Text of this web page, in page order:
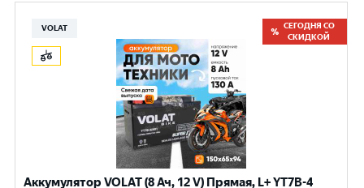
VOLAT
СЕГОДНЯ СО
СКИДКОЙ
Аккумулятор VOLAT (8 Ач, 12 V) Прямая, L+ YT7B-4